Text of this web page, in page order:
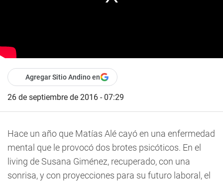
Agregar Sitio Andino en
26 de septiembre de 2016 - 07:29
Hace un año que Matías Alécayó en una enfermedad
mental que le provocó dos brotes psicóticos. En el
living deSusana Giménez, recuperado, con una
sonrisa, y con proyecciones para su futuro laboral, el